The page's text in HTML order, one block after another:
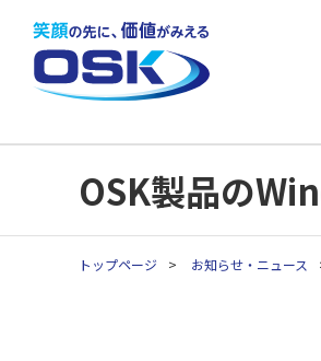
から探す
業務目的で探す
業種別製品・サービス
を探す
沿革
API連携開発パー
ー制度
OSK製品の
トップページ > お知らせ・ニュース